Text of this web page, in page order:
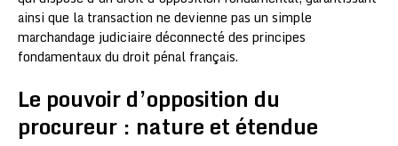
ainsi que la transaction ne devienne pas un simple
marchandage judiciaire déconnecté des principes
fondamentaux du droit pénal français.
Le pouvoir d’opposition du
procureur : nature et étendue